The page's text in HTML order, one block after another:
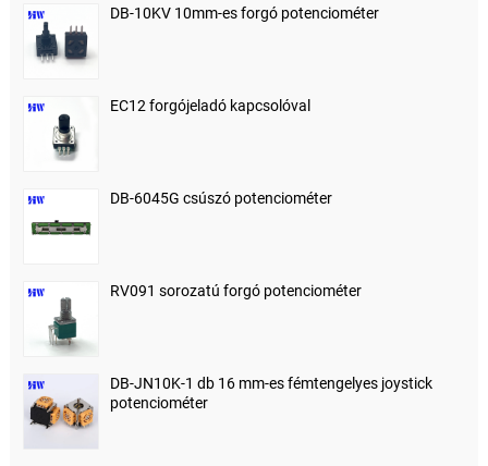
DB-10KV 10mm-es forgó potenciométer
EC12 forgójeladó kapcsolóval
DB-6045G csúszó potenciométer
RV091 sorozatú forgó potenciométer
DB-JN10K-1 db 16 mm-es fémtengelyes joystick
potenciométer